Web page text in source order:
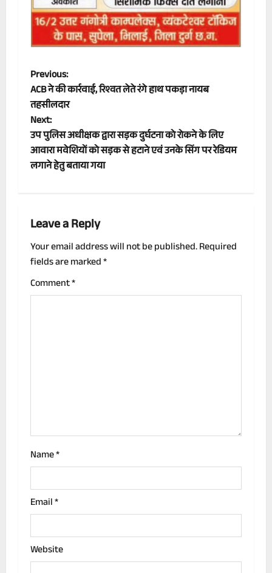
P
o
s
t
v
i
g
Previous:
ACB ने की कार्रवाई, रिश्वत लेते रंगे हाथ पकड़ा नायब
तहसीलदार
Next:
उप पुलिस अधीक्षक द्वारा सड़क दुर्घटना को रोकने के लिए
आवारा मवेशियों को सड़क से हटाने एवं उनके सिंग पर रेडियम
लगाने हेतु बताया गया
Leave a Reply
Your email address will not be published.Required
fields are marked*
Comment*
Name*
Email*
Website